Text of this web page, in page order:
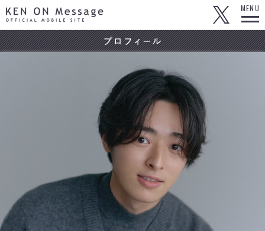
KEN ON Message OFFICIAL MOBILE SITE
MENU